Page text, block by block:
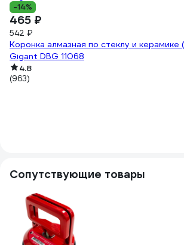
-14%
465 ₽
542 ₽
Коронка алмазная по стеклу и
Gigant DBG 11068
4.8
(963)
Сопутствующие товары